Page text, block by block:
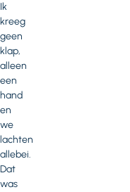
Ik
kreeg
geen
klap,
alleen
een
hand
en
we
lachten
allebei.
Dat
was